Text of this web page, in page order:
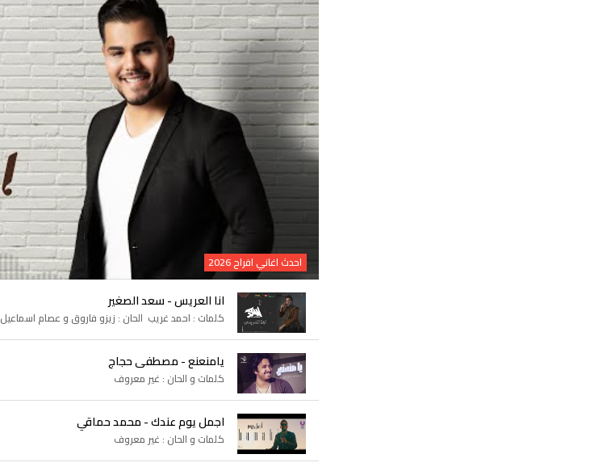
احدث اغاني افراح 2026
انا العريس - سعد الصغير
كلمات : احمد غريب الحان : زيزو فاروق و عصام اسماعيل
يامنعنع - مصطفى حجاج
كلمات و الحان : غير معروف
اجمل يوم عندك - محمد حماقي
كلمات و الحان : غير معروف